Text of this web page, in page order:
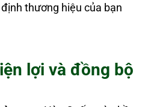
thương hiệu của bạn
lợi và đồng bộ